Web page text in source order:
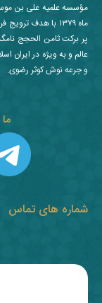
شماره های تماس
مؤسسه علمیه علی بن موسی
ماه ۱۳۷۹ با هدف
پر برکت ثامن الحجج
عالم و به ویژه در ایران
و جرعه نوش کوثر رضوی.